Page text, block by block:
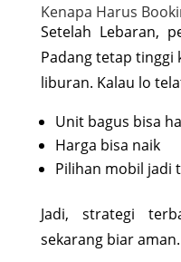
Kenapa Harus
Setelah Lebaran,
Padang tetap tinggi
liburan. Kalau lo
Unit bagus bisa
Harga bisa naik
Pilihan mobil jadi
Jadi, strategi
sekarang biar aman.